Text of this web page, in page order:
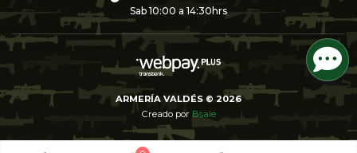
Sab 10:00 a 14:30hrs
ARMERÍA VALDÉS © 2026
Creado por Bsale